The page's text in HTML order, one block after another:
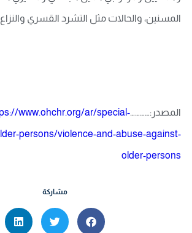
المسنين، والحالات مثل التشرد القسري
المصدر:…………www.ohchr.org/ar/special-
persons/violence-and-abuse-against-
older-persons
مشاركة